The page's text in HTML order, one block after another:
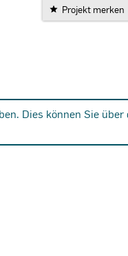
Projekt merken
Dies können Sie über